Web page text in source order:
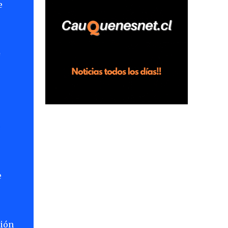
en el sector Dollimbuta, comuna de
Pelluhue. Allí, mientras se encontraba junto
plantación de frutillas, habría sostenido una